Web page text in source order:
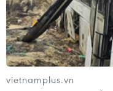
Giấy phép số: 1374/GP-
cấp ngày 11/9/2008.
Quảng cáo: Phó TBT
tamvna@gmail.com
Điện thoại: (024)
vietnamplus.vn